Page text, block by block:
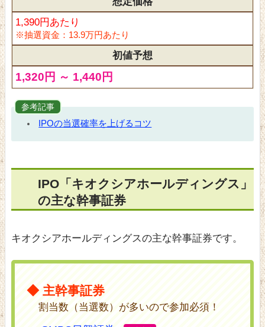
1,390円あたり
※抽選資金：13.9万円あたり
初値予想
1,320円 ～ 1,440円
参考記事
IPOの当選確率を上げるコツ
IPO「キオクシアホールディングス」
の主な幹事証券
キオクシアホールディングスの主な幹事証券です。
◆ 主幹事証券
割当数（当選数）が多いので参加必須！